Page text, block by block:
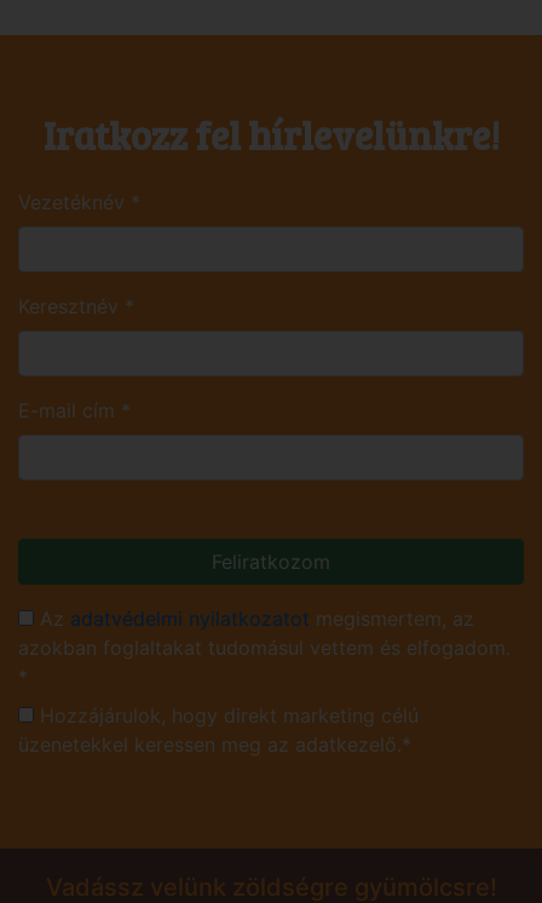
Iratkozz fel hírlevelünkre!
Vezetéknév *
Keresztnév *
E-mail cím *
Feliratkozom
Az adatvédelmi nyilatkozatot megismertem, az
azokban foglaltakat tudomásul vettem és elfogadom.
*
Hozzájárulok, hogy direkt marketing célú
üzenetekkel keressen meg az adatkezelő.*
Vadássz velünk zöldségre gyümölcsre!